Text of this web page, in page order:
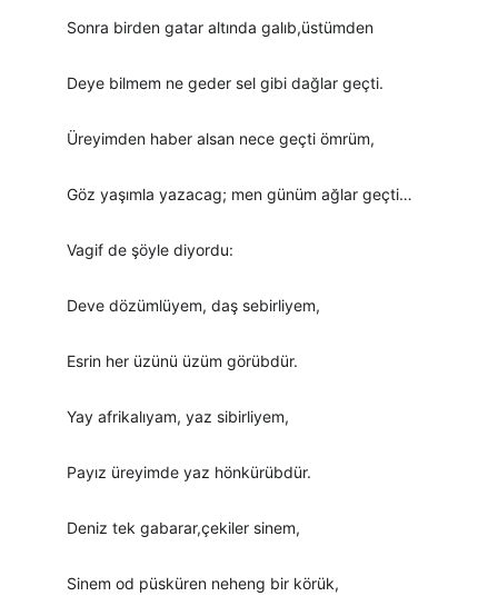
Sonra birden gatar altında galıb,üstümden
Deye bilmem ne geder sel gibi dağlar geçti.
Üreyimden haber alsan nece geçti ömrüm,
Göz yaşımla yazacag; men günüm ağlar geçti…
Vagif de şöyle diyordu:
Deve dözümlüyem, daş sebirliyem,
Esrin her üzünü üzüm görübdür.
Yay afrikalıyam, yaz sibirliyem,
Payız üreyimde yaz hönkürübdür.
Deniz tek gabarar,çekiler sinem,
Sinem od püsküren neheng bir körük,